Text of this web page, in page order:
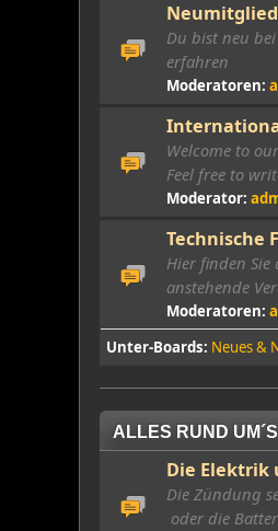
Du bist neu
erfahren
Moderatoren:
Welcome to
Feel free to
Moderator:
Technische
Hier finden
anstehende
Moderatoren:
Unter-Boards Neues &
ALLES RUND
Die Elektrik
Die Zündung
oder die